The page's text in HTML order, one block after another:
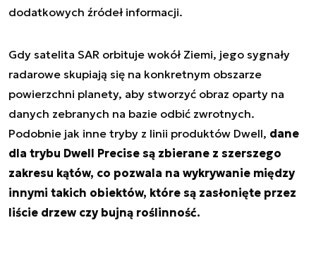
dodatkowych źródeł informacji.
Gdy satelita SAR orbituje wokół Ziemi, jego sygnały
radarowe skupiają się na konkretnym obszarze
powierzchni planety, aby stworzyć obraz oparty na
danych zebranych na bazie odbić zwrotnych.
Podobnie jak inne tryby z linii produktów Dwell, dane
dla trybu Dwell Precise są zbierane z szerszego
zakresu kątów, co pozwala na wykrywanie między
innymi takich obiektów, które są zasłonięte przez
liście drzew czy bujną roślinność.